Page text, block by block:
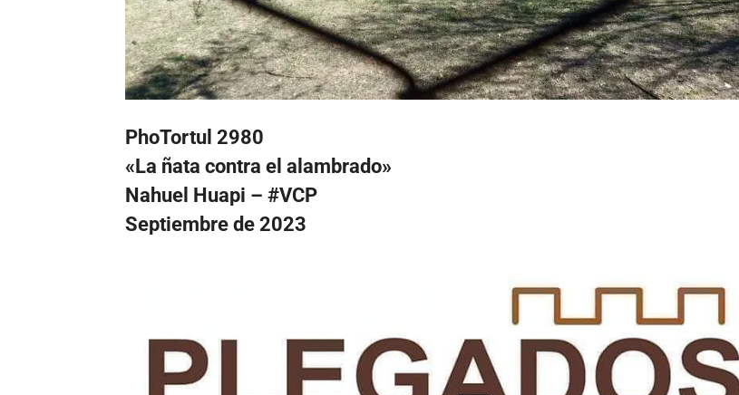
PhoTortul 2980
«La ñata contra el alambrado»
Nahuel Huapi – #VCP
Septiembre de 2023